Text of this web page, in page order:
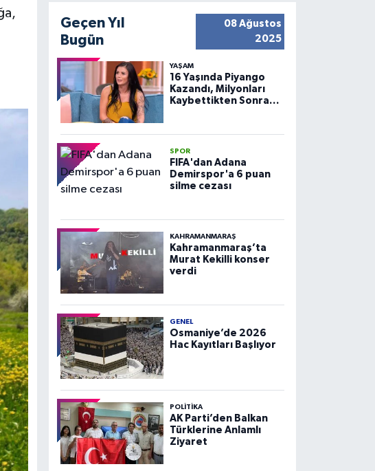
Geçen Yıl
Bugün
08 Ağustos
2025
YAŞAM
16 Yaşında Piyango
Kazandı, Milyonları
Kaybettikten Sonra
SPOR
FIFA'dan Adana
Demirspor'a 6 puan
silme cezası
KAHRAMANMARAŞ
Kahramanmaraş’ta
Murat Kekilli konser
verdi
GENEL
Osmaniye’de 2026
Hac Kayıtları Başlıyor
POLITIKA
AK Parti’den Balkan
Türklerine Anlamlı
Ziyaret